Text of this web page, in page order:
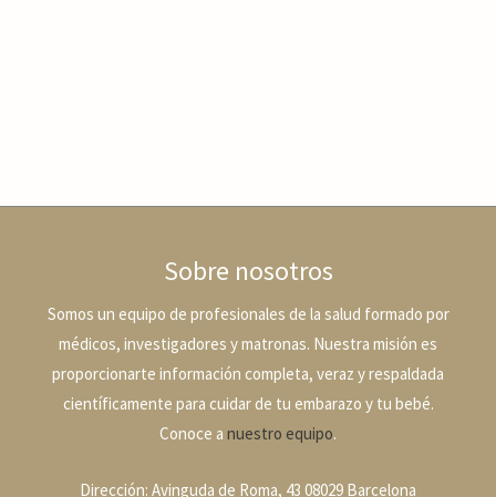
Sobre nosotros
Somos un equipo de profesionales de la salud formado por
médicos, investigadores y matronas. Nuestra misión es
proporcionarte información completa, veraz y respaldada
científicamente para cuidar de tu embarazo y tu bebé.
Conoce a nuestro equipo.
Dirección: Avinguda de Roma, 43 08029 Barcelona